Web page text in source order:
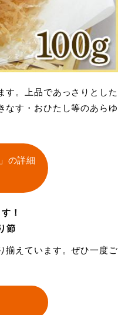
す。上品であっさりとした
なす・おひたし等のあらゆ
の詳細
！
節
揃えています。ぜひ一度ご